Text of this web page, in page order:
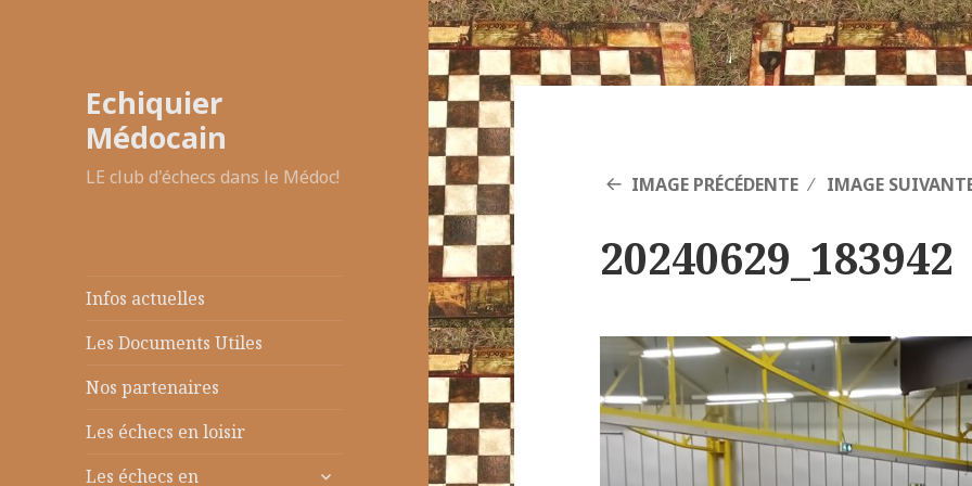
Echiquier
Médocain
LE club d'échecs dans le Médoc!
Infos actuelles
Les Documents Utiles
Nos partenaires
Les échecs en loisir
Les échecs en
ouvrir
IMAGE PRÉCÉDENTE IMAGE
20240629_183942